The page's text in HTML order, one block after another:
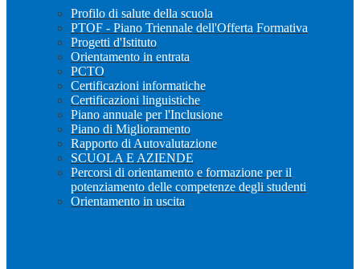
Profilo di salute della scuola
PTOF - Piano Triennale dell'Offerta Formativa
Progetti d'Istituto
Orientamento in entrata
PCTO
Certificazioni informatiche
Certificazioni linguistiche
Piano annuale per l'Inclusione
Piano di Miglioramento
Rapporto di Autovalutazione
SCUOLA E AZIENDE
Percorsi di orientamento e formazione per il
potenziamento delle competenze degli studenti
Orientamento in uscita